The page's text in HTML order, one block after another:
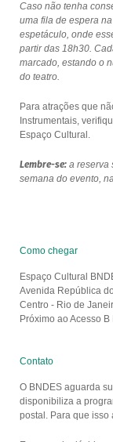
Caso não tenha
uma fila de espera
espetáculo, onde
partir das 18h30.
marcado, estando o
do teatro.
Para atrações que
Instrumentais,
Espaço Cultural.
Lembre-se:a reserva
semana do evento,
Como chegar
Espaço Cultural
Avenida República
Centro - Rio de
Próximo ao Acesso
Contato
O BNDES aguarda
disponibiliza a
postal. Para que isso